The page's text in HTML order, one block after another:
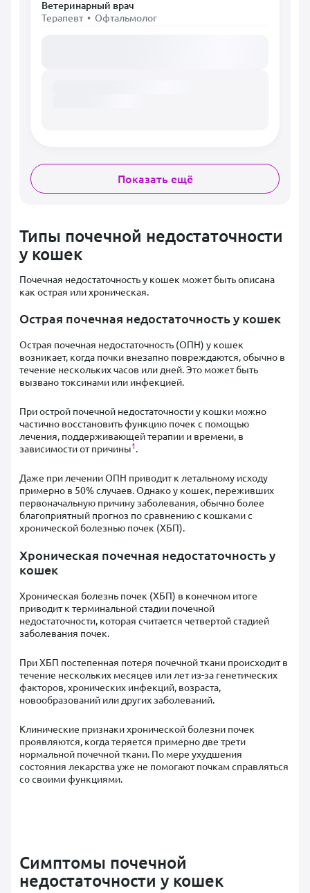
Ветеринарный врач
Терапевт • Офтальмолог
Показать ещё
Типы почечной недостаточности
у кошек
Почечная недостаточность у кошек может быть описана
как острая или хроническая.
Острая почечная недостаточность у кошек
Острая почечная недостаточность (ОПН) у кошек
возникает, когда почки внезапно повреждаются, обычно в
течение нескольких часов или дней. Это может быть
вызвано токсинами или инфекцией.
При острой почечной недостаточности у кошки можно
частично восстановить функцию почек с помощью
лечения, поддерживающей терапии и времени, в
зависимости от причины1.
Даже при лечении ОПН приводит к летальному исходу
примерно в 50% случаев. Однако у кошек, переживших
первоначальную причину заболевания, обычно более
благоприятный прогноз по сравнению с кошками с
хронической болезнью почек (ХБП).
Хроническая почечная недостаточность у
кошек
Хроническая болезнь почек (ХБП) в конечном итоге
приводит к терминальной стадии почечной
недостаточности, которая считается четвертой стадией
заболевания почек.
При ХБП постепенная потеря почечной ткани происходит в
течение нескольких месяцев или лет из-за генетических
факторов, хронических инфекций, возраста,
новообразований или других заболеваний.
Клинические признаки хронической болезни почек
проявляются, когда теряется примерно две трети
нормальной почечной ткани. По мере ухудшения
состояния лекарства уже не помогают почкам справляться
со своими функциями.
Симптомы почечной
недостаточности у кошек